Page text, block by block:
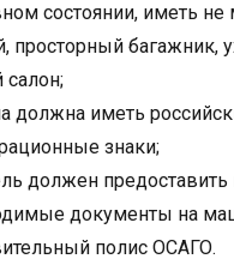
состоянии, иметь не
просторный багажник,
салон;
должна иметь
знаки;
должен предоставить
документы на
полис ОСАГО.